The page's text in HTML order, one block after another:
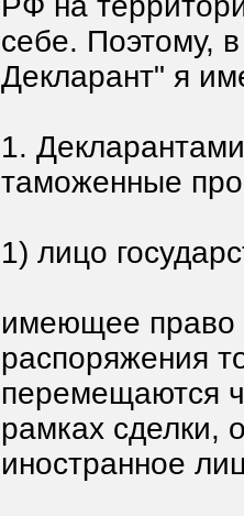
себе. Поэтому,
Декларант" я
1.
таможенные
1) лицо
имеющее право
распоряжения
перемещаются
рамках сделки,
иностранное